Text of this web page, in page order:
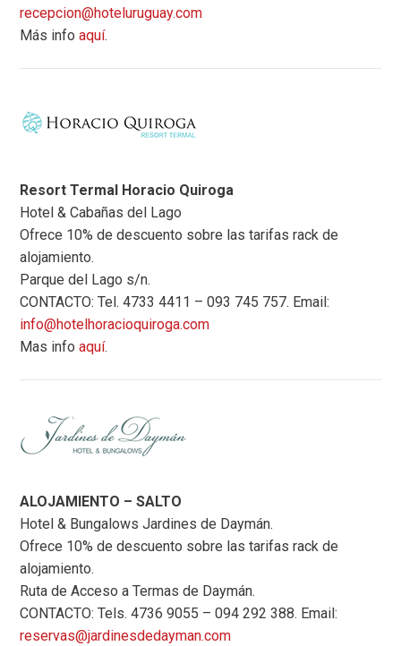
recepcion@hoteluruguay.com
Más infoaquí.
Resort Termal Horacio Quiroga
Hotel & Cabañas del Lago
Ofrece 10% de descuento sobre las tarifas rack de
alojamiento.
Parque del Lago s/n.
CONTACTO: Tel. 4733 4411 – 093 745 757. Email:
info@hotelhoracioquiroga.com
Mas infoaquí.
ALOJAMIENTO – SALTO
Hotel & Bungalows Jardines de Daymán.
Ofrece 10% de descuento sobre las tarifas rack de
alojamiento.
Ruta de Acceso a Termas de Daymán.
CONTACTO: Tels. 4736 9055 – 094 292 388. Email:
reservas@jardinesdedayman.com